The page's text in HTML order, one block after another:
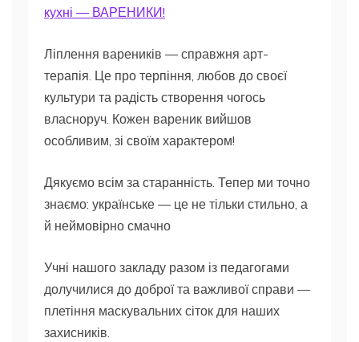
кухні — ВАРЕНИКИ!
​Ліплення вареників — справжня арт-
терапія. Це про терпіння, любов до своєї
культури та радість створення чогось
власноруч. Кожен вареник вийшов
особливим, зі своїм характером!
​Дякуємо всім за старанність. Тепер ми точно
знаємо: українське — це не тільки стильно, а
й неймовірно смачно
Учні нашого закладу разом із педагогами
долучилися до доброї та важливої справи —
плетіння маскувальних сіток для наших
захисників.